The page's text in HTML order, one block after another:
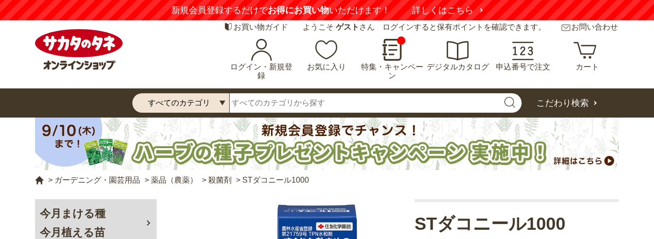
新規会員登録するだけでお得にお買い物いただけます！ 詳しくはこちら
お買い物ガイド ようこそ ゲスト さん ログインすると保有ポイントを確認できます。 お問い合わせ
ログイン・新規登
録
お気に入り
特集・キャンペー
ン
デジタルカタログ 申込番号で注文 カート
こだわり検索
> ガーデニング・園芸用品 > 薬品（農薬） > 殺菌剤 > STダコニール1000
今月まける種
今月植える苗
STダコニール1000